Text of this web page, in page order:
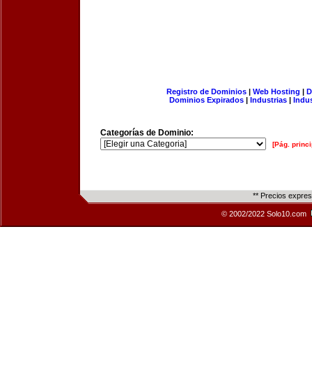
Registro de Dominios| Web Hosting |
Dominios Expirados | Industrias |
Categorías de Dominio:
[Pág.
** Precios
© 2002/2022 Solo10.com